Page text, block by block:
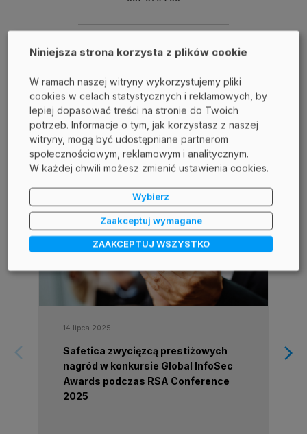
Skuteczna ochrona przed
Sprawdź
Podobne wpisy:
arrow_forward_ios
14 lipca 2025
Safetica zwycięzcą prestiżowych
nagród w konkursie Global InfoSec
Awards podczas RSA Conference
2025
arrow_forward_ios
Niniejsza strona korzysta z plików cookie
W ramach naszej witryny wykorzystujemy pliki
cookies w celach statystycznych i reklamowych, by
lepiej dopasować treści na stronie do Twoich
potrzeb. Informacje o tym, jak korzystasz z naszej
witryny, mogą być udostępniane partnerom
społecznościowym, reklamowym i analitycznym.
W każdej chwili możesz zmienić ustawienia cookies.
Wybierz
Zaakceptuj wymagane
ZAAKCEPTUJ WSZYSTKO